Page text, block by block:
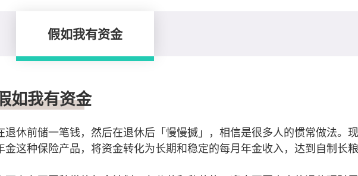
假如我有资金
如我有资金
退休前储一笔钱，然后在退休后「慢慢搣」，相信是很多人的惯常做法。
金这种保险产品，将资金转化为长期和稳定的每月年金收入，达到自制长粮